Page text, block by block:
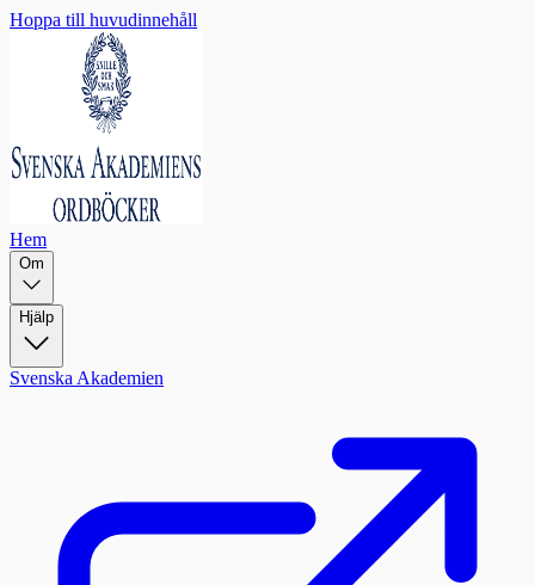
Hoppa till huvudinnehåll
Hem
Om
Hjälp
Svenska Akademien